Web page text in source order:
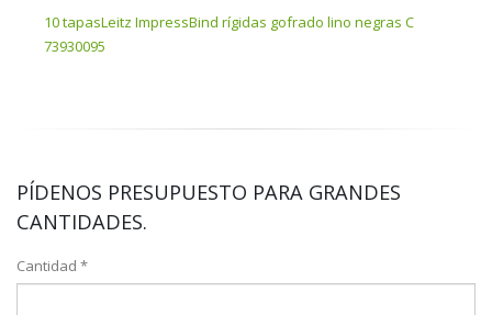
10 tapasLeitz ImpressBind rígidas gofrado lino negras C
73930095
PÍDENOS PRESUPUESTO PARA GRANDES
CANTIDADES.
Cantidad *